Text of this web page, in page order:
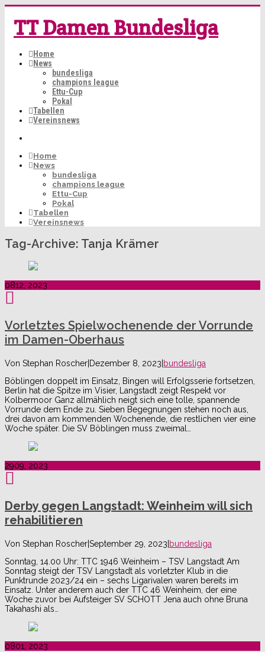
TT Damen Bundesliga
Home
News
bundesliga
champions league
Ettu-Cup
Pokal
Tabellen
Vereinsnews
Home
News
bundesliga
champions league
Ettu-Cup
Pokal
Tabellen
Vereinsnews
Tag-Archive: Tanja Krämer
0812, 2023
Vorletztes Spielwochenende der Vorrunde
im Damen-Oberhaus
Von Stephan Roscher|Dezember 8, 2023|bundesliga
Böblingen doppelt im Einsatz, Bingen will Erfolgsserie fortsetzen,
Berlin hat die Spitze im Visier, Langstadt zeigt Respekt vor
Kolbermoor Ganz allmählich neigt sich eine tolle, spannende
Vorrunde dem Ende zu. Sieben Begegnungen stehen noch aus,
drei davon am kommenden Wochenende, die restlichen vier eine
Woche später. Die SV Böblingen muss zweimal…
2909, 2023
Derby gegen Langstadt: Weinheim will sich
rehabilitieren
Von Stephan Roscher|September 29, 2023|bundesliga
Sonntag, 14.00 Uhr: TTC 1946 Weinheim – TSV Langstadt Am
Sonntag steigt der TSV Langstadt als vorletzter Klub in die
Punktrunde 2023/24 ein – sechs Ligarivalen waren bereits im
Einsatz. Unter anderem auch der TTC 46 Weinheim, der eine
Woche zuvor bei Aufsteiger SV SCHOTT Jena auch ohne Bruna
Takahashi als…
0801, 2023